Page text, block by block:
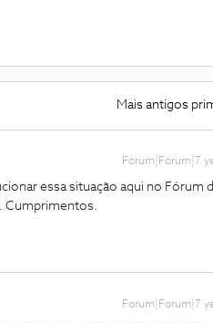
Mais antigos
Forum|Forum|7
essa situação aqui no Fórum
Cumprimentos.
Forum|Forum|7